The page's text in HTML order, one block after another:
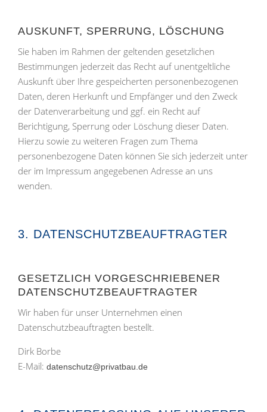
AUSKUNFT, SPERRUNG, LÖSCHUNG
Sie haben im Rahmen der geltenden gesetzlichen
Bestimmungen jederzeit das Recht auf unentgeltliche
Auskunft über Ihre gespeicherten personenbezogenen
Daten, deren Herkunft und Empfänger und den Zweck
der Datenverarbeitung und ggf. ein Recht auf
Berichtigung, Sperrung oder Löschung dieser Daten.
Hierzu sowie zu weiteren Fragen zum Thema
personenbezogene Daten können Sie sich jederzeit unter
der im Impressum angegebenen Adresse an uns
wenden.
3. DATENSCHUTZBEAUFTRAGTER
GESETZLICH VORGESCHRIEBENER
DATENSCHUTZBEAUFTRAGTER
Wir haben für unser Unternehmen einen
Datenschutzbeauftragten bestellt.
Dirk Borbe
E-Mail: datenschutz@privatbau.de